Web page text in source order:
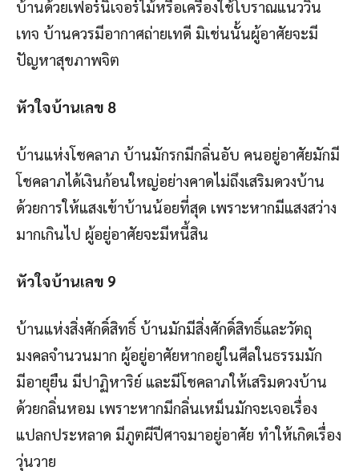
บ้านด้วยเฟอร์นิเจอร์ไม้หรือเครื่องใช้โบราณแนววิน
เทจ บ้านควรมีอากาศถ่ายเทดี มิเช่นนั้นผู้อาศัยจะมี
ปัญหาสุขภาพจิต
หัวใจบ้านเลข 8
บ้านแห่งโชคลาภ บ้านมักรกมีกลิ่นอับ คนอยู่อาศัยมักมี
โชคลาภได้เงินก้อนใหญ่อย่างคาดไม่ถึงเสริมดวงบ้าน
ด้วยการให้แสงเข้าบ้านน้อยที่สุด เพราะหากมีแสงสว่าง
มากเกินไป ผู้อยู่อาศัยจะมีหนี้สิน
หัวใจบ้านเลข 9
บ้านแห่งสิ่งศักดิ์สิทธิ์ บ้านมักมีสิ่งศักดิ์สิทธิ์และวัตถุ
มงคลจำนวนมาก ผู้อยู่อาศัยหากอยู่ในศีลในธรรมมัก
มีอายุยืน มีปาฏิหาริย์ และมีโชคลาภให้เสริมดวงบ้าน
ด้วยกลิ่นหอม เพราะหากมีกลิ่นเหม็นมักจะเจอเรื่อง
แปลกประหลาด มีภูตผีปีศาจมาอยู่อาศัย ทำให้เกิดเรื่อง
วุ่นวาย